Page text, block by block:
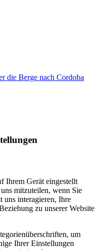
die Berge nach Cordoba
Ihrem Gerät eingestellt
mitzuteilen, wenn Sie
uns interagieren, Ihre
zu unserer Website
um
Ihrer Einstellungen